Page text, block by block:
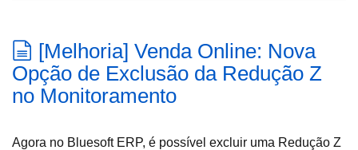
[Melhoria] Venda Online: Nova
Opção de Exclusão da Redução Z
no Monitoramento
Agora no Bluesoft ERP, é possível excluir uma Redução Z